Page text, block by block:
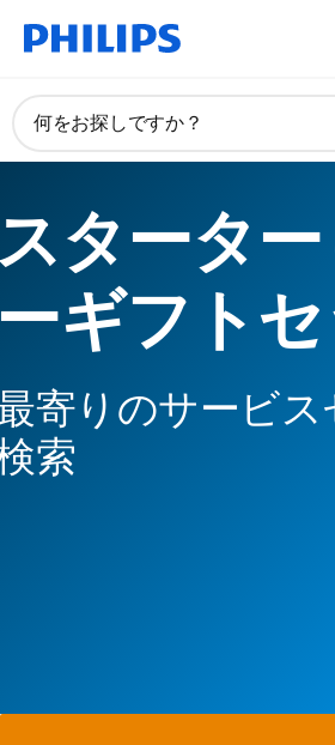
何をお探しですか？
タータ
ギフトセ
寄りのサービス
索